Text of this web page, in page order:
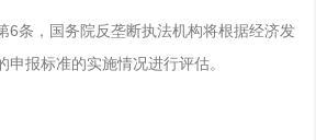
6条，国务院反垄断执法机构将根据经济发
申报标准的实施情况进行评估。